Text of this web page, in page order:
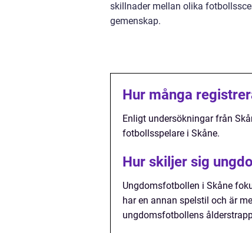
skillnader mellan olika
gemenskap.
Hur många
Enligt undersökningar från
fotbollsspelare i Skåne.
Hur skiljer sig
Ungdomsfotbollen i Skåne
har en annan spelstil och är
ungdomsfotbollens